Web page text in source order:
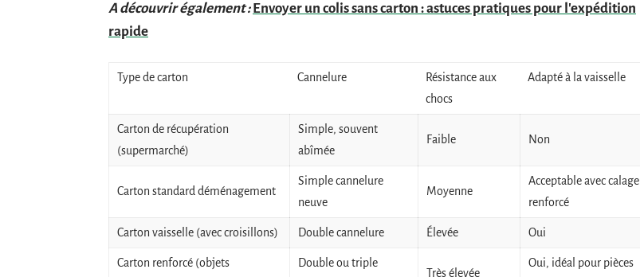
A découvrir également : Envoyer un colis sans carton : astuces pratiques pour l'expédition
rapide
Type de carton Cannelure
Résistance aux
chocs
Adapté à la vaisselle
Carton de récupération
(supermarché)
Simple, souvent
abîmée
Faible Non
Carton standard déménagement
Simple cannelure
neuve
Moyenne
Acceptable avec calage
renforcé
Carton vaisselle (avec croisillons) Double cannelure Élevée Oui
Carton renforcé (objets
Double ou triple
Très élevée
Oui, idéal pour pièces